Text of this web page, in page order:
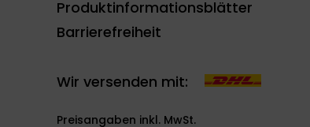
Produktinformationsblätter
Barrierefreiheit
Wir versenden mit:
Preisangaben inkl. MwSt.